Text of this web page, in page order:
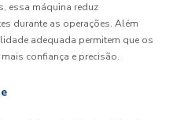
essa máquina reduz
durante as operações. Além
adequada permitem que os
confiança e precisão.